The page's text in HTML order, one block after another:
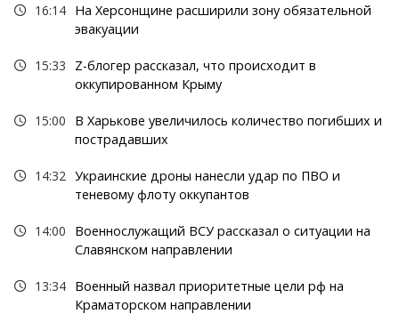
16:14 На Херсонщине расширили зону обязательной
эвакуации
15:33
Z-блогер рассказал, что происходит в
оккупированном Крыму
15:00
В Харькове увеличилось количество погибших и
пострадавших
14:32 Украинские дроны нанесли удар по ПВО и
теневому флоту оккупантов
14:00
Военнослужащий ВСУ рассказал о ситуации на
Славянском направлении
13:34 Военный назвал приоритетные цели рф на
Краматорском направлении